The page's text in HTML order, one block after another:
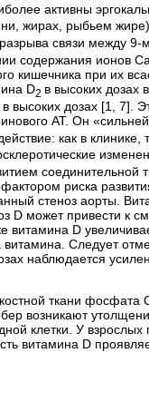
активны
жирах, рыбьем
разрыва связи между
содержания ионов
кишечника при их
D2 в высоких дозах
высоких дозах [1, 7].
АТ. Он
как в клинике,
соединительной
риска
стеноз аорты.
D может привести к
витамина D
Следует
наблюдается
ткани фосфата
возникают
клетки. У взрослых
витамина D